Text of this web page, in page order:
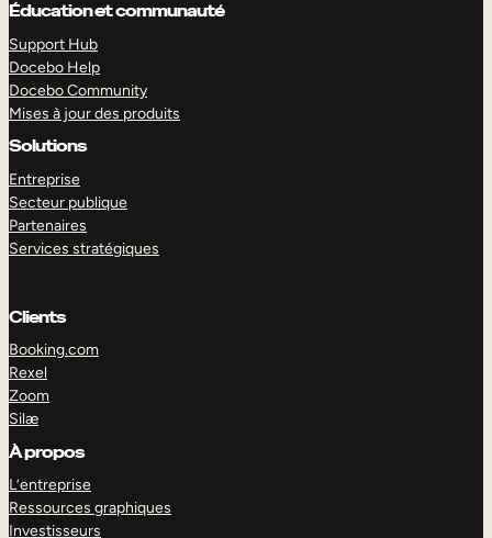
Éducation et communauté
Support Hub
Docebo Help
Docebo Community
Mises à jour des produits
Solutions
Entreprise
Secteur publique
Partenaires
Services stratégiques
Clients
Booking.com
Rexel
Zoom
Silæ
À propos
L’entreprise
Ressources graphiques
Investisseurs